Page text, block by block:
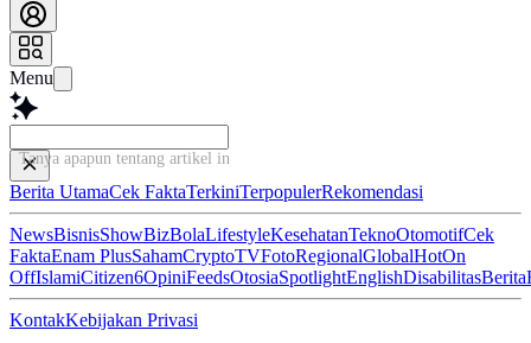
Menu
Tanya apapun tentang artikel ini...
Berita UtamaCek FaktaTerkiniTerpopulerRekomendasi
NewsBisnisShowBizBolaLifestyleKesehatanTeknoOtomotifCek
FaktaEnam PlusSahamCryptoTVFotoRegionalGlobalHotOn
OffIslamiCitizen6OpiniFeedsOtosiaSpotlightEnglishDisabilitasBerita
KontakKebijakan Privasi